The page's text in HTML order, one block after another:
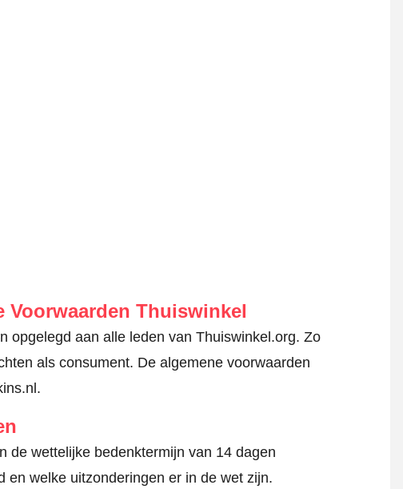
Voorwaarden Thuiswinkel
opgelegd aan alle leden van Thuiswinkel.org. Zo
als consument. De algemene voorwaarden
de wettelijke bedenktermijn van 14 dagen
en welke uitzonderingen er in de wet zijn.